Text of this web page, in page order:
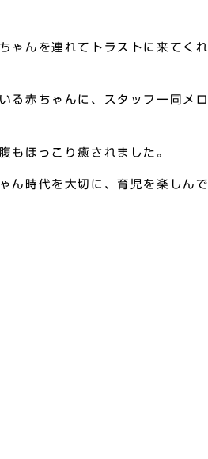
ゃんを連れてトラストに来てくれ
る赤ちゃんに、スタッフ一同メロ
もほっこり癒されました。
ん時代を大切に、育児を楽しんで